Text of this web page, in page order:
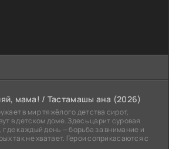
мама! / Тастамашы ана (2026)
в мир тяжёлого детства сирот,
в детском доме. Здесь царит суровая
где каждый день — борьба за внимание и
так не хватает. Герои соприкасаются с